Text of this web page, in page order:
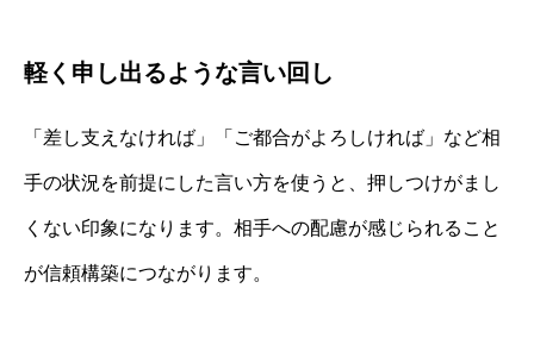
軽く申し出るような言い回し
「差し支えなければ」「ご都合がよろしければ」など相
手の状況を前提にした言い方を使うと、押しつけがまし
くない印象になります。相手への配慮が感じられること
が信頼構築につながります。